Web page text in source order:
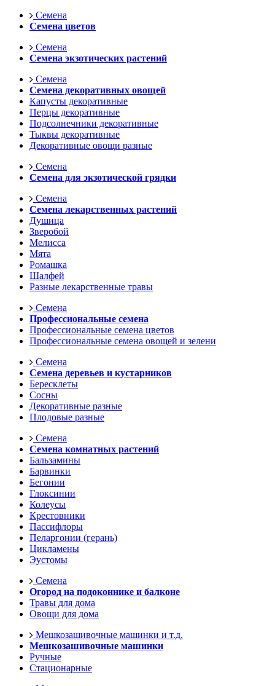
Семена
Семена цветов
Семена
Семена экзотических растений
Семена
Семена декоративных овощей
Капусты декоративные
Перцы декоративные
Подсолнечники декоративные
Тыквы декоративные
Декоративные овощи разные
Семена
Семена для экзотической грядки
Семена
Семена лекарственных растений
Душица
Зверобой
Мелисса
Мята
Ромашка
Шалфей
Разные лекарственные травы
Семена
Профессиональные семена
Профессиональные семена цветов
Профессиональные семена овощей и зелени
Семена
Семена деревьев и кустарников
Бересклеты
Сосны
Декоративные разные
Плодовые разные
Семена
Семена комнатных растений
Бальзамины
Барвинки
Бегонии
Глоксинии
Колеусы
Крестовники
Пассифлоры
Пеларгонии (герань)
Цикламены
Эустомы
Семена
Огород на подоконнике и балконе
Травы для дома
Овощи для дома
Мешкозашивочные машинки и т.д.
Мешкозашивочные машинки
Ручные
Стационарные